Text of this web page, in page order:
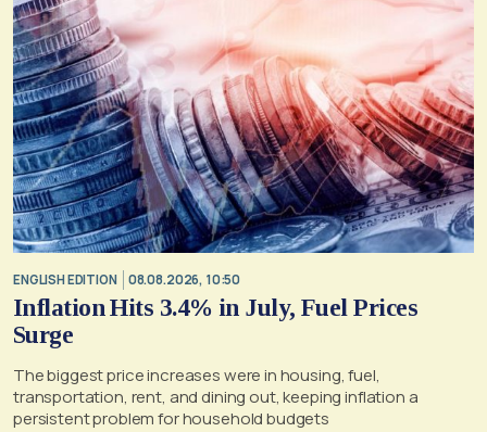
ENGLISH EDITION 08.08.2026, 10:50
Inflation Hits 3.4% in July, Fuel Prices
Surge
The biggest price increases were in housing, fuel,
transportation, rent, and dining out, keeping inflation a
persistent problem for household budgets